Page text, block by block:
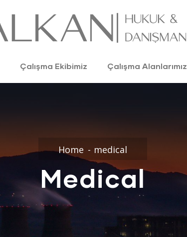
Çalışma Ekibimiz Çalışma Alanlarımız
Home medical
Medical